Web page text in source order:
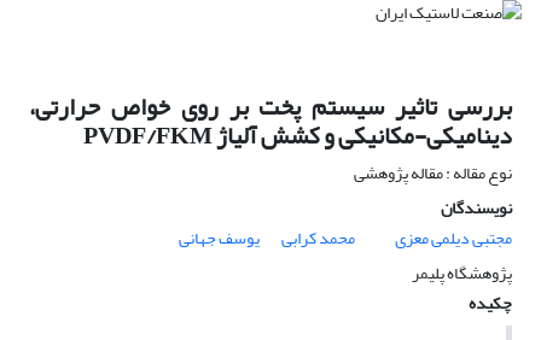
بررسی تاثیر سیستم پخت بر روی خواص حرارتی،
دینامیکی-مکانیکی و کشش آلیاژ PVDF/FKM
نوع مقاله : مقاله پژوهشی
نویسندگان
مجتبی دیلمی معزی
محمد کرابی
یوسف جهانی
پژوهشگاه پلیمر
چکیده